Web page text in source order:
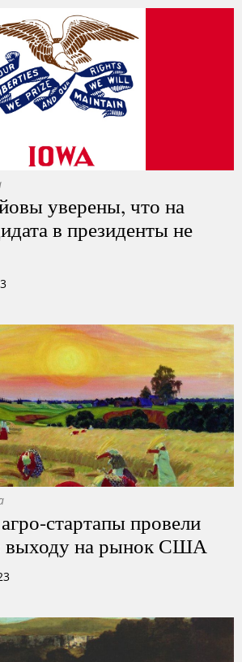
уверены, что на
в президенты не
стартапы провели
выходу на рынок США